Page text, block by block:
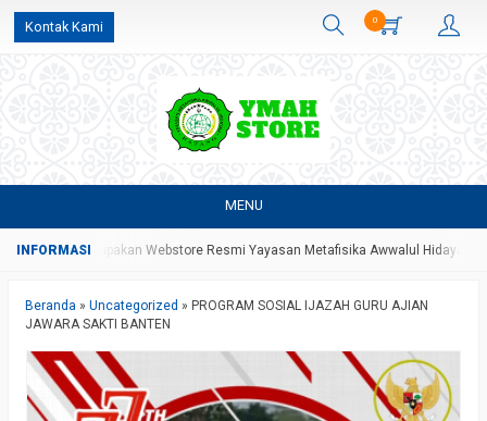
Kontak Kami 0
MENU
Merupakan Webstore Resmi Yayasan Metafisika Awwalul Hidayah Batang
Beranda » Uncategorized » PROGRAM SOSIAL IJAZAH GURU AJIAN
JAWARA SAKTI BANTEN